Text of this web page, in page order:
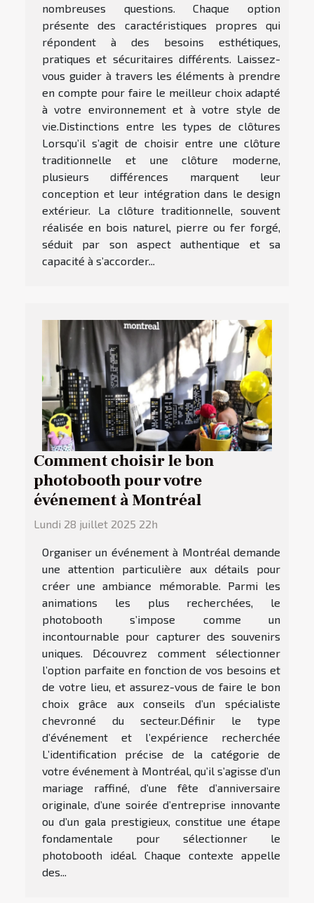
nombreuses questions. Chaque option
présente des caractéristiques propres qui
répondent à des besoins esthétiques,
pratiques et sécuritaires différents. Laissez-
vous guider à travers les éléments à prendre
en compte pour faire le meilleur choix adapté
à votre environnement et à votre style de
vie.Distinctions entre les types de clôtures
Lorsqu’il s’agit de choisir entre une clôture
traditionnelle et une clôture moderne,
plusieurs différences marquent leur
conception et leur intégration dans le design
extérieur. La clôture traditionnelle, souvent
réalisée en bois naturel, pierre ou fer forgé,
séduit par son aspect authentique et sa
capacité à s’accorder...
Comment choisir le bon
photobooth pour votre
événement à Montréal
Lundi 28 juillet 2025 22h
Organiser un événement à Montréal demande
une attention particulière aux détails pour
créer une ambiance mémorable. Parmi les
animations les plus recherchées, le
photobooth s’impose comme un
incontournable pour capturer des souvenirs
uniques. Découvrez comment sélectionner
l’option parfaite en fonction de vos besoins et
de votre lieu, et assurez-vous de faire le bon
choix grâce aux conseils d’un spécialiste
chevronné du secteur.Définir le type
d’événement et l’expérience recherchée
L’identification précise de la catégorie de
votre événement à Montréal, qu’il s’agisse d’un
mariage raffiné, d’une fête d’anniversaire
originale, d’une soirée d’entreprise innovante
ou d’un gala prestigieux, constitue une étape
fondamentale pour sélectionner le
photobooth idéal. Chaque contexte appelle
des...